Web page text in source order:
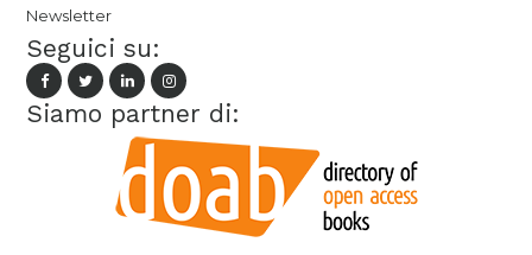
Newsletter
Seguici su:
Siamo partner di: